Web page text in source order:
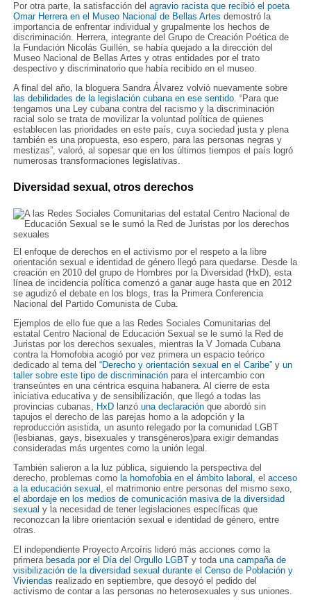
Por otra parte, la satisfacción delagravio racista que recibió el poeta
Omar Herrera en el Museo Nacional de Bellas Artes demostró la
importancia de enfrentar individual y grupalmente los hechos de
discriminación. Herrera, integrante del Grupo de Creación Poética de
la Fundación Nicolás Guillén, se había quejado a la dirección del
Museo Nacional de Bellas Artes y otras entidades por el trato
despectivo y discriminatorio que había recibido en el museo.
A final del año, la bloguera Sandra Álvarez volvió nuevamente sobre
las debilidades de la legislación cubana en ese sentido. “Para que
tengamos una Ley cubana contra del racismo y la discriminación
racial solo se trata de movilizar la voluntad política de quienes
establecen las prioridades en este país, cuya sociedad justa y plena
también es una propuesta, eso espero, para las personas negras y
mestizas”, valoró, al sopesar que en los últimos tiempos el país logró
numerosas transformaciones legislativas.
Diversidad sexual, otros derechos
El enfoque de derechos en el activismo por el respeto a la libre
orientación sexual e identidad de género llegó para quedarse. Desde la
creación en 2010 del grupo de Hombres por la Diversidad (HxD), esta
línea de incidencia política comenzó a ganar auge hasta que en 2012
se agudizó el debate en los blogs, tras la Primera Conferencia
Nacional del Partido Comunista de Cuba.
Ejemplos de ello fue que a las Redes Sociales Comunitarias del
estatal Centro Nacional de Educación Sexual se le sumó la Red de
Juristas por los derechos sexuales, mientras la V Jornada Cubana
contra la Homofobia acogió por vez primera un espacio teórico
dedicado al tema del“Derecho y orientación sexual en el Caribe” yun
taller sobre este tipo de discriminación para el intercambio con
transeúntes en una céntrica esquina habanera. Al cierre de esta
iniciativa educativa y de sensibilización, que llegó a todas las
provincias cubanas,
HxD lanzóuna declaración que abordó sin
tapujos el derecho de las parejas homo a la adopción y la
reproducción asistida, un asunto relegado por la comunidad LGBT
(lesbianas, gays, bisexuales y transgéneros)para exigir demandas
consideradas más urgentes como la unión legal.
También salieron a la luz pública, siguiendo la perspectiva del
derecho, problemas como la homofobia en el ámbito laboral , elacceso
a la educación sexual
, el matrimonio entre personas del mismo sexo,
el abordaje en los medios de comunicación masiva de la diversidad
sexual y la necesidad de tener legislaciones específicas que
reconozcan la libre orientación sexual e identidad de género, entre
otras.
El independiente Proyecto Arcoíris lideró más acciones como la
primera besada por el Día del Orgullo LGBT y todauna campaña de
visibilización de la diversidad sexual durante el Censo de Población y
Viviendas realizado en septiembre, que desoyó el pedido del
activismo de contar a las personas no heterosexuales y sus uniones.